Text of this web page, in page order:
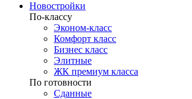
Новостройки
По-классу
Эконом-класс
Комфорт класс
Бизнес класс
Элитные
ЖК премиум класса
По готовности
Сданные